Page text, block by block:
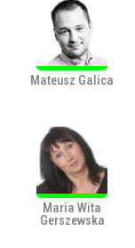
Mateusz Galica
Maria Wita
Gerszewska